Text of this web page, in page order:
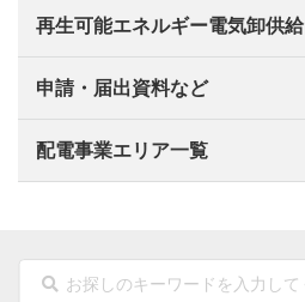
再生可能エネルギー電気卸供給
申請・届出資料など
配電事業エリア一覧